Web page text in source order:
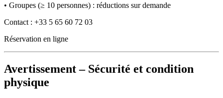
• Groupes (≥ 10 personnes) : réductions sur demande
Contact : +33 5 65 60 72 03
Réservation en ligne
Avertissement – ​​Sécurité et condition
physique